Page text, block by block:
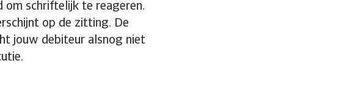
om schriftelijk te reageren.
op de zitting. De
jouw debiteur alsnog niet